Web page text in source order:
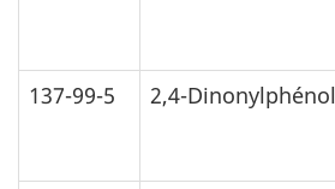
137-99-5 2,4-Dinonylphénol